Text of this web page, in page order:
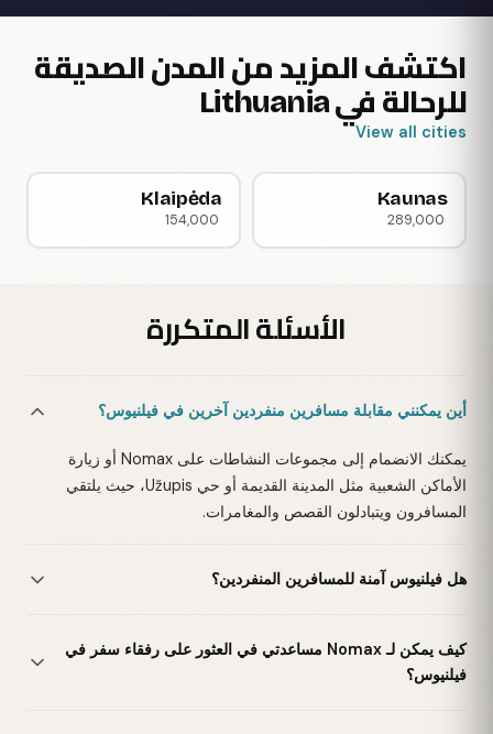
اكتشف المزيد من المدن الصديقة
للرحالة في Lithuania
View all cities
Kaunas
289,000
Klaipėda
154,000
الأسئلة المتكررة
أين يمكنني مقابلة مسافرين منفردين آخرين في فيلنيوس؟
يمكنك الانضمام إلى مجموعات النشاطات على Nomax أو زيارة
الأماكن الشعبية مثل المدينة القديمة أو حي Užupis، حيث يلتقي
المسافرون ويتبادلون القصص والمغامرات.
هل فيلنيوس آمنة للمسافرين المنفردين؟
كيف يمكن لـ Nomax مساعدتي في العثور على رفقاء سفر في
فيلنيوس؟